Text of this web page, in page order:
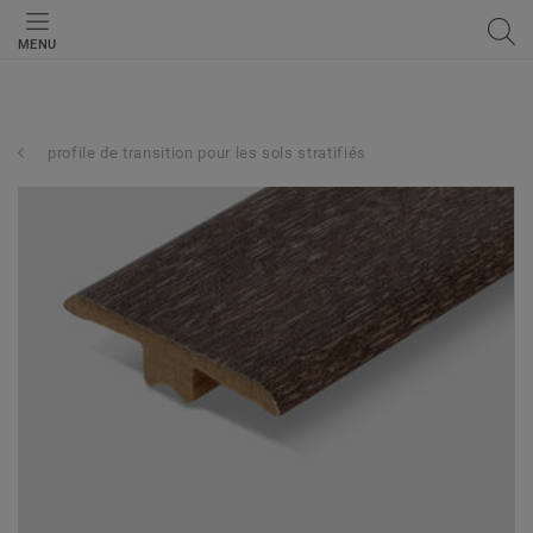
MENU
profile de transition pour les sols stratifiés